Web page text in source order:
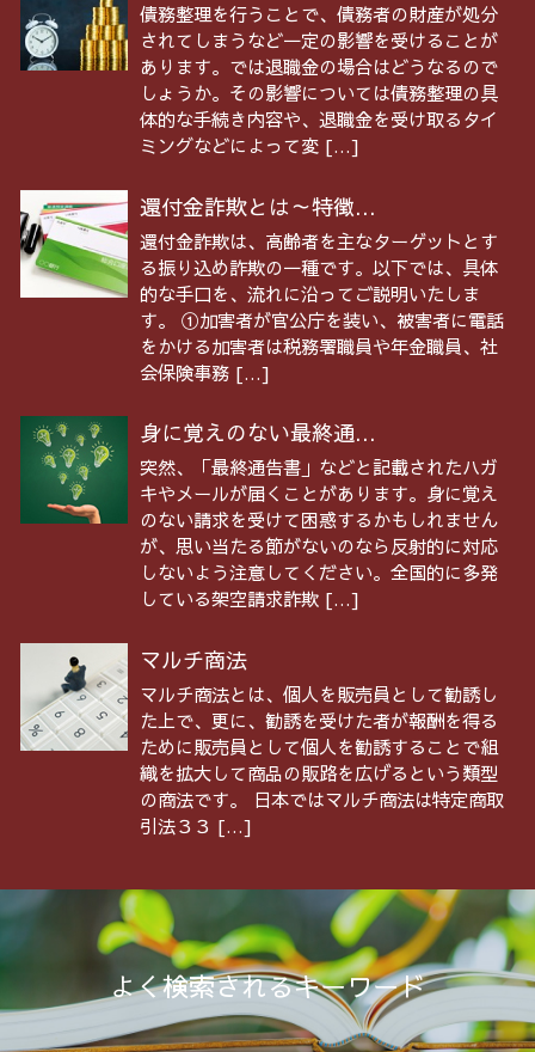
債務整理を行うことで、債務者の財産が処分
されてしまうなど一定の影響を受けることが
あります。では退職金の場合はどうなるので
しょうか。その影響については債務整理の具
体的な手続き内容や、退職金を受け取るタイ
ミングなどによって変 […]
還付金詐欺とは～特徴...
還付金詐欺は、高齢者を主なターゲットとす
る振り込め詐欺の一種です。以下では、具体
的な手口を、流れに沿ってご説明いたしま
す。 ①加害者が官公庁を装い、被害者に電話
をかける加害者は税務署職員や年金職員、社
会保険事務 […]
身に覚えのない最終通...
突然、「最終通告書」などと記載されたハガ
キやメールが届くことがあります。身に覚え
のない請求を受けて困惑するかもしれません
が、思い当たる節がないのなら反射的に対応
しないよう注意してください。全国的に多発
している架空請求詐欺 […]
マルチ商法
マルチ商法とは、個人を販売員として勧誘し
た上で、更に、勧誘を受けた者が報酬を得る
ために販売員として個人を勧誘することで組
織を拡大して商品の販路を広げるという類型
の商法です。 日本ではマルチ商法は特定商取
引法３３ […]
よく検索されるキーワード